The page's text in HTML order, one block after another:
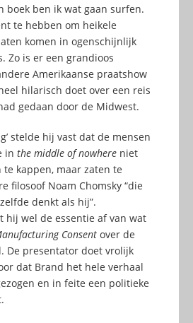
boek ben ik wat gaan surfen.
te hebben om heikele
komen in ogenschijnlijk
Zo is er een grandioos
Amerikaanse praatshow
hilarisch doet over een reis
gedaan door de Midwest.
stelde hij vast dat de mensen
in the middle of nowhere niet
kappen, maar zaten te
filosoof Noam Chomsky “die
denkt als hij”.
hij wel de essentie af van wat
Consent over de
De presentator doet vrolijk
dat Brand het hele verhaal
en in feite een politieke